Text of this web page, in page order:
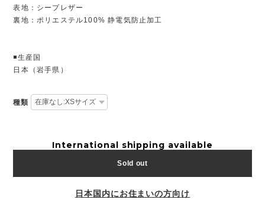
表地：シープレザー
裏地：ポリエステル100% 静電気防止加工
◾️生産国
日本（岩手県）
種類
International shipping available
Sold out
日本国内にお住まいの方向け